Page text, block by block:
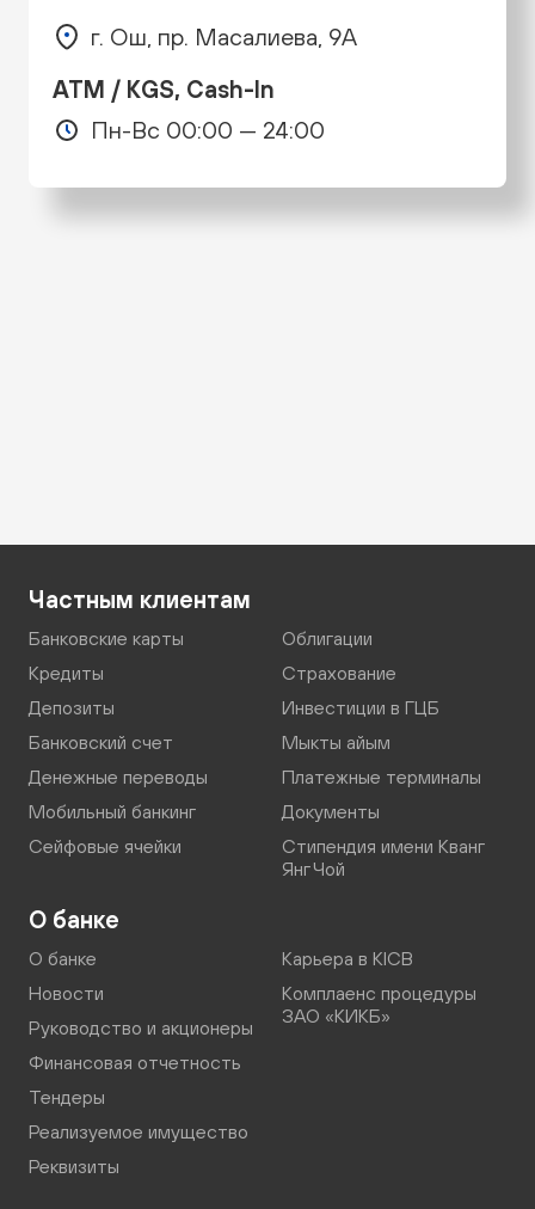
г. Ош, пр. Масалиева, 9А
ATM / KGS, Cash-In
Пн-Вс 00:00 — 24:00
Частным клиентам
Банковские карты
Кредиты
Депозиты
Банковский счет
Денежные переводы
Мобильный банкинг
Сейфовые ячейки
Облигации
Страхование
Инвестиции в ГЦБ
Мыкты айым
Платежные терминалы
Документы
Стипендия имени Кванг
Янг Чой
О банке
О банке
Новости
Руководство и акционеры
Финансовая отчетность
Тендеры
Реализуемое имущество
Реквизиты
Карьера в KICB
Комплаенс процедуры
ЗАО «КИКБ»